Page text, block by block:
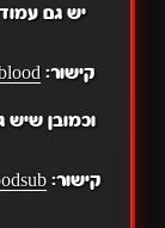
יש גם
קישור:
וכמובן
קישור: